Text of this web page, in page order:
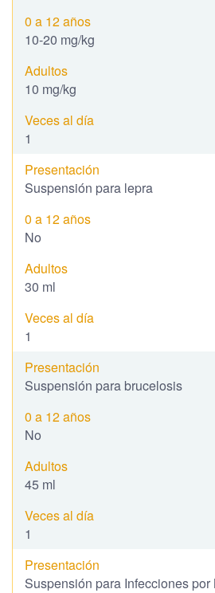
10-20 mg/kg
10 mg/kg
1
Suspensión para lepra
No
30 ml
1
Suspensión para brucelosis
No
45 ml
1
Suspensión para Infecciones